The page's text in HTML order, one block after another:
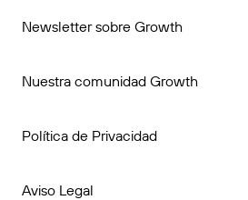
Newsletter sobre Growth
Nuestra comunidad Growth
Política de Privacidad
Aviso Legal